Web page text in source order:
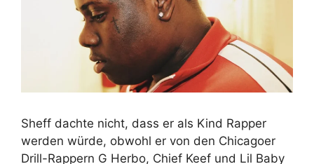
Sheff dachte nicht, dass er als Kind Rapper
werden würde, obwohl er von den Chicagoer
Drill-Rappern G Herbo, Chief Keef und Lil Baby